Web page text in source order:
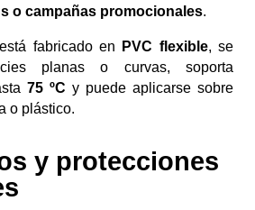
o campañas promocionales.
fabricado en PVC flexible, se
planas o curvas, soporta
75 ºC y puede aplicarse sobre
o plástico.
y protecciones